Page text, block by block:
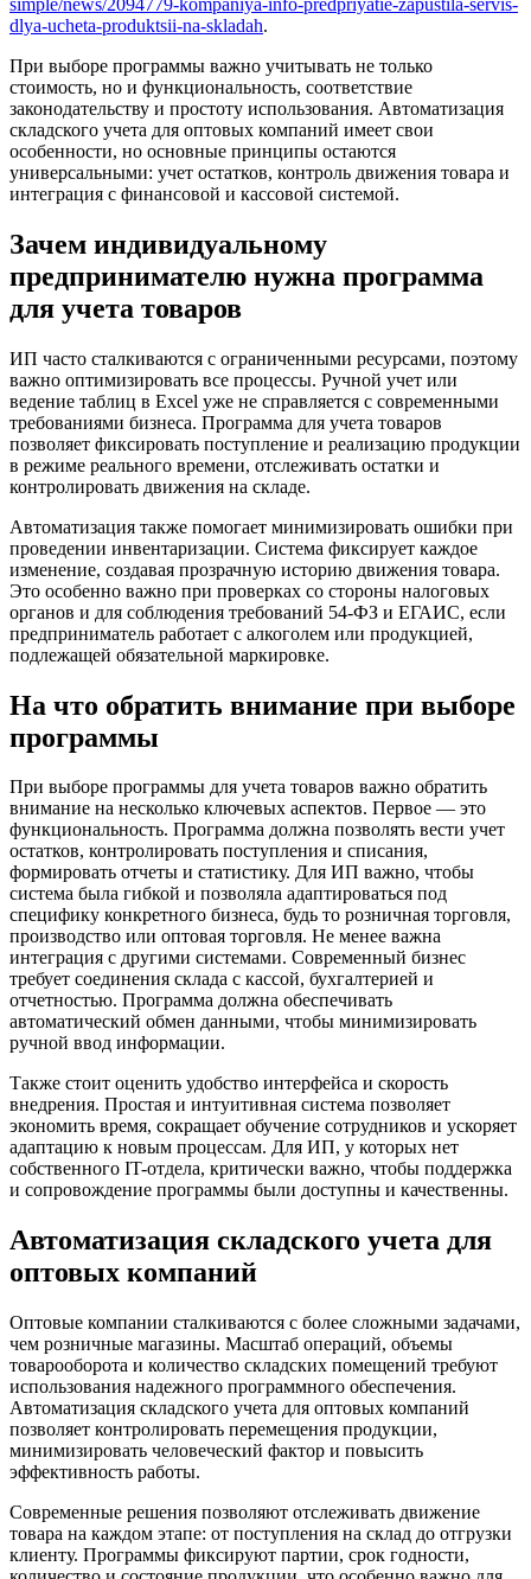
dlya-ucheta-produktsii-na-skladah.
При выборе программы важно учитывать не только
стоимость, но и функциональность, соответствие
законодательству и простоту использования. Автоматизация
складского учета для оптовых компаний имеет свои
особенности, но основные принципы остаются
универсальными: учет остатков, контроль движения товара и
интеграция с финансовой и кассовой системой.
Зачем индивидуальному
предпринимателю нужна программа
для учета товаров
ИП часто сталкиваются с ограниченными ресурсами, поэтому
важно оптимизировать все процессы. Ручной учет или
ведение таблиц в Excel уже не справляется с современными
требованиями бизнеса. Программа для учета товаров
позволяет фиксировать поступление и реализацию продукции
в режиме реального времени, отслеживать остатки и
контролировать движения на складе.
Автоматизация также помогает минимизировать ошибки при
проведении инвентаризации. Система фиксирует каждое
изменение, создавая прозрачную историю движения товара.
Это особенно важно при проверках со стороны налоговых
органов и для соблюдения требований 54-ФЗ и ЕГАИС, если
предприниматель работает с алкоголем или продукцией,
подлежащей обязательной маркировке.
На что обратить внимание при выборе
программы
При выборе программы для учета товаров важно обратить
внимание на несколько ключевых аспектов. Первое — это
функциональность. Программа должна позволять вести учет
остатков, контролировать поступления и списания,
формировать отчеты и статистику. Для ИП важно, чтобы
система была гибкой и позволяла адаптироваться под
специфику конкретного бизнеса, будь то розничная торговля,
производство или оптовая торговля. Не менее важна
интеграция с другими системами. Современный бизнес
требует соединения склада с кассой, бухгалтерией и
отчетностью. Программа должна обеспечивать
автоматический обмен данными, чтобы минимизировать
ручной ввод информации.
Также стоит оценить удобство интерфейса и скорость
внедрения. Простая и интуитивная система позволяет
экономить время, сокращает обучение сотрудников и ускоряет
адаптацию к новым процессам. Для ИП, у которых нет
собственного IT-отдела, критически важно, чтобы поддержка
и сопровождение программы были доступны и качественны.
Автоматизация складского учета для
оптовых компаний
Оптовые компании сталкиваются с более сложными задачами,
чем розничные магазины. Масштаб операций, объемы
товарооборота и количество складских помещений требуют
использования надежного программного обеспечения.
Автоматизация складского учета для оптовых компаний
позволяет контролировать перемещения продукции,
минимизировать человеческий фактор и повысить
эффективность работы.
Современные решения позволяют отслеживать движение
товара на каждом этапе: от поступления на склад до отгрузки
клиенту. Программы фиксируют партии, срок годности,